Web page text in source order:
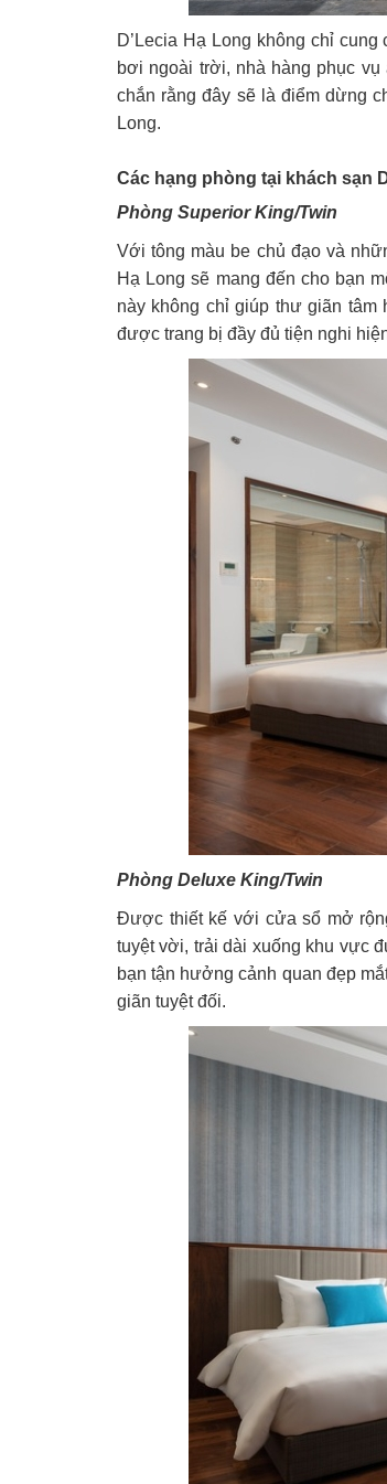
D’Lecia Hạ Long không chỉ
bơi ngoài trời, nhà hàng phục
chắn rằng đây sẽ là điểm dừng
Long.
Các hạng phòng tại khách sạn
Phòng Superior King/Twin
Với tông màu be chủ đạo và
Hạ Long sẽ mang đến cho bạn
này không chỉ giúp thư giãn tâm
được trang bị đầy đủ tiện nghi
Phòng Deluxe King/Twin
Được thiết kế với cửa sổ mở
tuyệt vời, trải dài xuống khu vực
bạn tận hưởng cảnh quan đẹp
giãn tuyệt đối.